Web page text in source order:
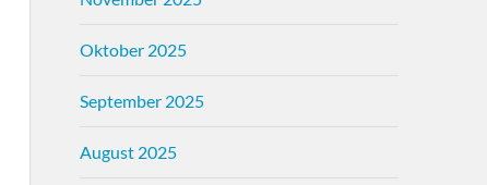
Oktober 2025
September 2025
August 2025